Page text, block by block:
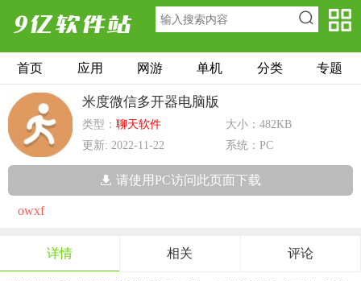
首页 应用 网游 单机 分类 专题
米度微信多开器电脑版
类型： 聊天软件
大小：482KB
更新: 2022-11-22
系统：PC
请使用PC访问此页面下载
owxf
详情 相关 评论